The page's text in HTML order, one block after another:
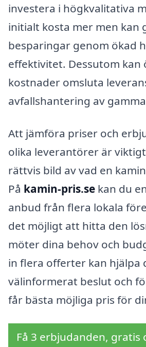
investera i högkvalitativa
initialt kosta mer men kan
besparingar genom ökad
effektivitet. Dessutom kan
kostnader omsluta
avfallshantering av
Att jämföra priser och
olika leverantörer är
rättvis bild av vad en
På kamin-pris.se kan du
anbud från flera lokala
det möjligt att hitta den
möter dina behov och
in flera offerter kan hjälpa
välinformerat beslut och
får bästa möjliga pris för
Få 3 erbjudanden, gratis